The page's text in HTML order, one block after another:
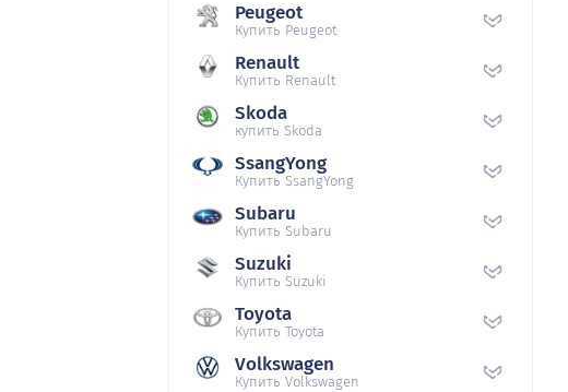
Peugeot
Купить Peugeot
Renault
Купить Renault
Skoda
купить Skoda
SsangYong
Купить SsangYong
Subaru
Купить Subaru
Suzuki
Купить Suzuki
Toyota
Купить Toyota
Volkswagen
Купить Volkswagen